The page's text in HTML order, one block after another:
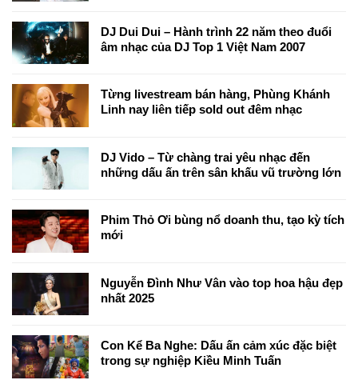
DJ Dui Dui – Hành trình 22 năm theo đuổi
âm nhạc của DJ Top 1 Việt Nam 2007
Từng livestream bán hàng, Phùng Khánh
Linh nay liên tiếp sold out đêm nhạc
DJ Vido – Từ chàng trai yêu nhạc đến
những dấu ấn trên sân khấu vũ trường lớn
Phim Thỏ Ơi bùng nổ doanh thu, tạo kỳ tích
mới
Nguyễn Đình Như Vân vào top hoa hậu đẹp
nhất 2025
Con Kể Ba Nghe: Dấu ấn cảm xúc đặc biệt
trong sự nghiệp Kiều Minh Tuấn